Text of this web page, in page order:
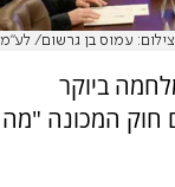
צילום: עמוס בן גרשום/ לע"מ
ביוקר
חוק המכונה "מה